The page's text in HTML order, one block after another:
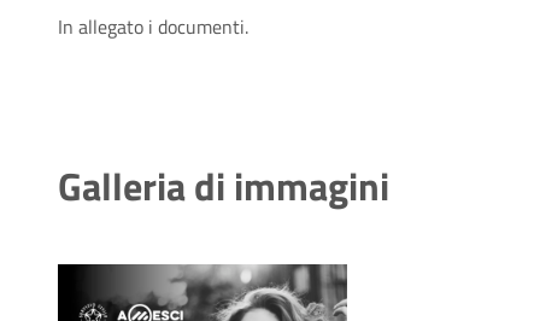
In allegato i documenti.
Galleria di immagini